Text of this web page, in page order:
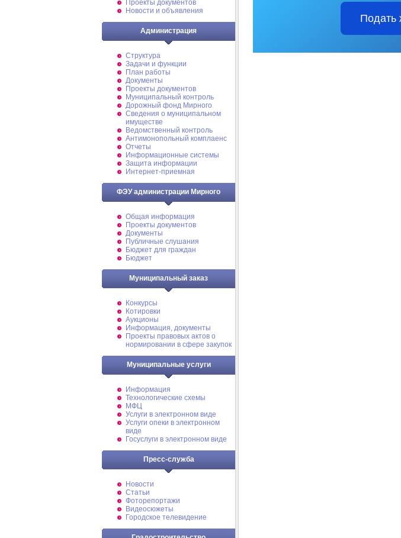
Проекты документов
Новости и объявления
Администрация
Структура
Задачи и функции
План работы
Документы
Проекты документов
Муниципальный контроль
Дорожный фонд Мирного
Cведения о муниципальном
имуществе
Ведомственный контроль
Антимонопольный комплаенс
Отчеты
Информационные системы
Защита информации
Интернет-приемная
ФЭУ администрации Мирного
Общая информация
Проекты документов
Документы
Публичные слушания
Бюджет для граждан
Бюджет
Муниципальный заказ
Конкурсы
Котировки
Аукционы
Информация, документы
Проекты правовых актов о
нормировании в сфере закупок
Муниципальные услуги
Информация
Технологические схемы
МФЦ
Услуги в электронном виде
Услуги опеки в электронном
виде
Госуслуги в электронном виде
Пресс-служба
Новости
Статьи
Фоторепортажи
Видеосюжеты
Городское телевидение
Подать